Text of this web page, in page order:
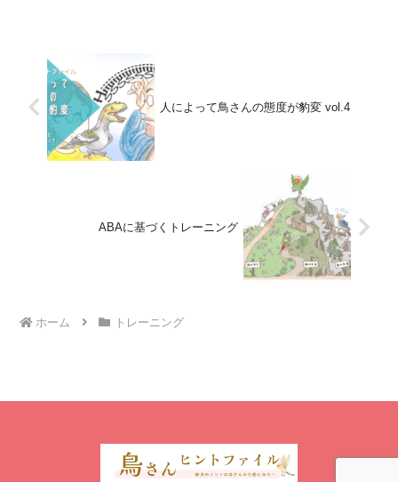
人によって鳥さんの態度が豹変 vol.4
ABAに基づくトレーニング
ホーム トレーニング